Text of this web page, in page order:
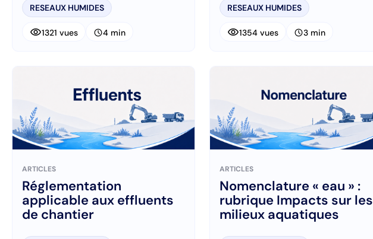
RESEAUX HUMIDES
visibility1321 vues schedule4 min
RESEAUX HUMIDES
visibility1354 vues schedule3 min
ARTICLES
Réglementation
applicable aux effluents
de chantier
ARTICLES
Nomenclature « eau » :
rubrique Impacts sur les
milieux aquatiques